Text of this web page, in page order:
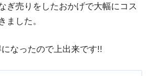
ぎ売りをしたおかげで大幅にコス
ました。
なったので上出来です!!